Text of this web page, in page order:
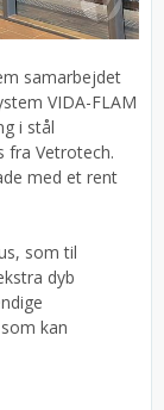
samarbejdet
VIDA-FLAM
i stål
fra Vetrotech.
med et rent
som til
dyb
kan